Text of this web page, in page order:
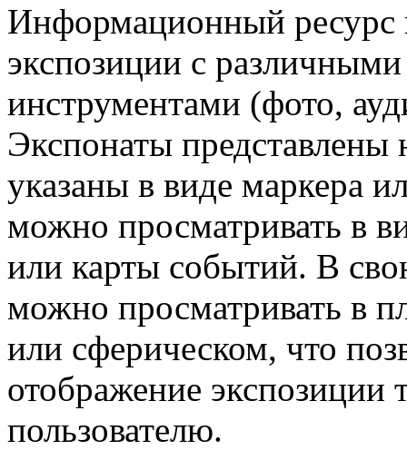
Информационный ресурс
экспозиции с
инструментами (фото,
Экспонаты
указаны в виде маркера
можно просматривать в
или карты событий. В
можно просматривать в
или сферическом, что
отображение экспозиции
пользователю.